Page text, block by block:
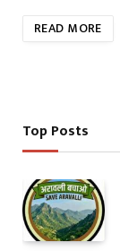
READ MORE
Top Posts